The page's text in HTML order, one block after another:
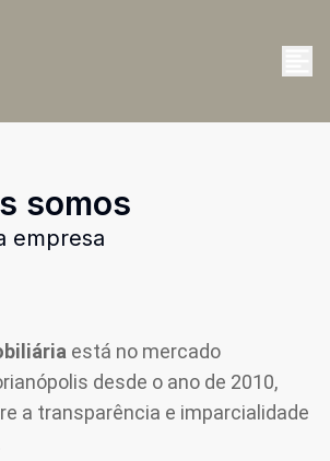
somos
empresa
está no mercado
desde o ano de 2010,
a transparência e imparcialidade